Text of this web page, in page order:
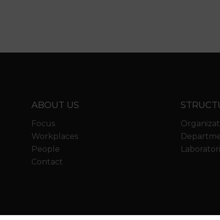
ABOUT US
Focus
Workplaces
People
Contact